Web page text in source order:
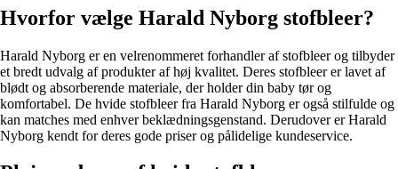
Hvorfor vælge Harald Nyborg stofbleer?
Harald Nyborg er en velrenommeret forhandler af stofbleer og tilbyder
et bredt udvalg af produkter af høj kvalitet. Deres stofbleer er lavet af
blødt og absorberende materiale, der holder din baby tør og
komfortabel. De hvide stofbleer fra Harald Nyborg er også stilfulde og
kan matches med enhver beklædningsgenstand. Derudover er Harald
Nyborg kendt for deres gode priser og pålidelige kundeservice.